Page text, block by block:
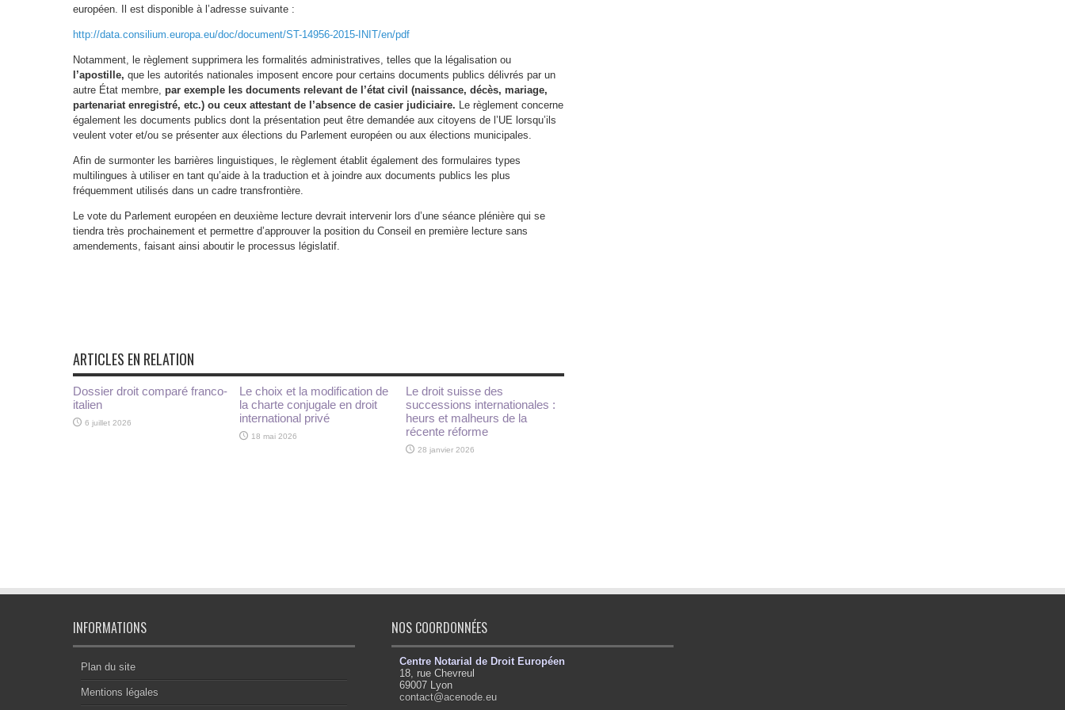
européen. Il est disponible à l’adresse suivante :
http://data.consilium.europa.eu/doc/document/ST-14956-2015-INIT/en/pdf
Notamment, le règlement supprimera les formalités administratives, telles que la légalisation ou
l’apostille, que les autorités nationales imposent encore pour certains documents publics délivrés par un
autre État membre, par exemple les documents relevant de l’état civil (naissance, décès, mariage,
partenariat enregistré, etc.) ou ceux attestant de l’absence de casier judiciaire. Le règlement concerne
également les documents publics dont la présentation peut être demandée aux citoyens de l’UE lorsqu’ils
veulent voter et/ou se présenter aux élections du Parlement européen ou aux élections municipales.
Afin de surmonter les barrières linguistiques, le règlement établit également des formulaires types
multilingues à utiliser en tant qu’aide à la traduction et à joindre aux documents publics les plus
fréquemment utilisés dans un cadre transfrontière.
Le vote du Parlement européen en deuxième lecture devrait intervenir lors d’une séance plénière qui se
tiendra très prochainement et permettre d’approuver la position du Conseil en première lecture sans
amendements, faisant ainsi aboutir le processus législatif.
ARTICLES EN RELATION
Dossier droit comparé franco-
italien
6 juillet 2026
Le choix et la modification de
la charte conjugale en droit
international privé
18 mai 2026
Le droit suisse des
successions internationales :
heurs et malheurs de la
récente réforme
28 janvier 2026
INFORMATIONS
Plan du site
Mentions légales
NOS COORDONNÉES
Centre Notarial de Droit Européen
18, rue Chevreul
69007 Lyon
contact@acenode.eu